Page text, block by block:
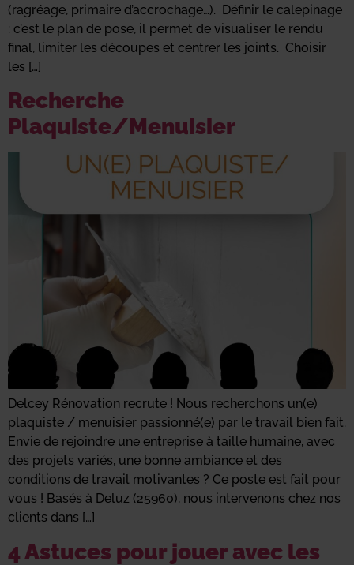
(ragréage, primaire d’accrochage…). Définir le calepinage
: c’est le plan de pose, il permet de visualiser le rendu
final, limiter les découpes et centrer les joints. Choisir
les […]
Recherche
Plaquiste/Menuisier
Delcey Rénovation recrute ! Nous recherchons un(e)
plaquiste / menuisier passionné(e) par le travail bien fait.
Envie de rejoindre une entreprise à taille humaine, avec
des projets variés, une bonne ambiance et des
conditions de travail motivantes ? Ce poste est fait pour
vous ! Basés à Deluz (25960), nous intervenons chez nos
clients dans […]
4 Astuces pour jouer avec les